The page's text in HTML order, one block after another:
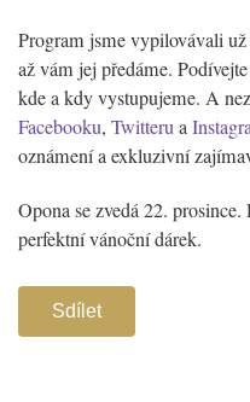
Program jsme vypilovávali
až vám jej předáme.
kde a kdy vystupujeme. A
Facebooku, Twitterua
oznámení a exkluzivní
Opona se zvedá 22.
perfektní vánoční dárek.
Sdílet